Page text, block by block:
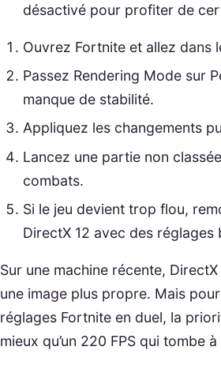
désactivé pour profiter de
Ouvrez Fortnite et allez dans
Passez Rendering Mode sur
manque de stabilité.
Appliquez les changements
Lancez une partie non
combats.
Si le jeu devient trop flou,
DirectX 12 avec des réglages
Sur une machine récente,
une image plus propre. Mais
réglages Fortnite en duel, la
mieux qu’un 220 FPS qui tombe